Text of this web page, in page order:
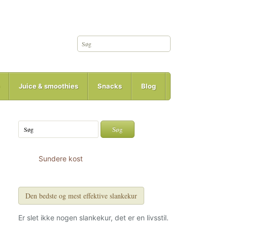
Juice & smoothies Snacks Blog
Sundere kost
Den bedste og mest effektive slankekur
Er slet ikke nogen slankekur, det er en livsstil.